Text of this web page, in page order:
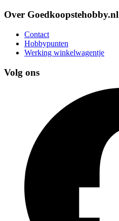
Over Goedkoopstehobby.nl
Contact
Hobbypunten
Werking winkelwagentje
Volg ons